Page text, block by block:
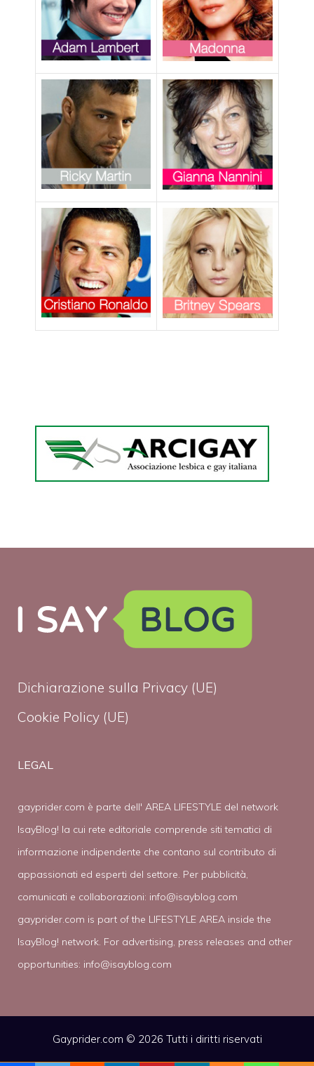
Dichiarazione sulla Privacy (UE)
Cookie Policy (UE)
LEGAL
gayprider.com è parte dell' AREA LIFESTYLE del network
IsayBlog! la cui rete editoriale comprende siti tematici di
informazione indipendente che contano sul contributo di
appassionati ed esperti del settore. Per pubblicità,
comunicati e collaborazioni: info@isayblog.com
gayprider.com is part of the LIFESTYLE AREA inside the
IsayBlog! network. For advertising, press releases and other
opportunities: info@isayblog.com
Gayprider.com © 2026 Tutti i diritti riservati